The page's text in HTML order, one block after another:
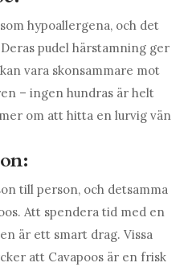
hypoallergena, och det
pudel härstamning ger
vara skonsammare mot
– ingen hundras är helt
om att hitta en lurvig vän
till person, och detsamma
Att spendera tid med en
är ett smart drag. Vissa
att Cavapoos är en frisk